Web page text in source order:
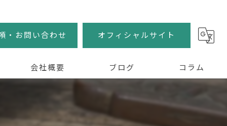
・お問い合わせ オフィシャルサイト
会社概要 ブログ コラム